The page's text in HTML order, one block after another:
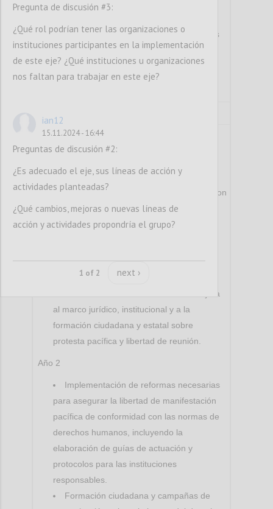
Institución Nacional de Derechos Humanos
Dirección General de Ética e Integridad
Actividades clave (hitos):
Año 1
Diagnóstico sobre la normativa,
institucionalidad y prácticas relacionadas con
la libertad de reunión y manifestación
pacífica para eliminar restricciones
digitales.
Identificación de necesidades de mejora
al marco jurídico, institucional y a la
formación ciudadana y estatal sobre
protesta pacífica y libertad de reunión.
Año 2
Implementación de reformas necesarias
para asegurar la libertad de manifestación
pacífica de conformidad con las normas de
derechos humanos, incluyendo la
elaboración de guías de actuación y
protocolos para las instituciones
responsables.
Formación ciudadana y campañas de
Pregunta de discusión #3:
¿Qué rol podrían tener las organizaciones o
instituciones participantes en la implementación
de este eje? ¿Qué instituciones u organizaciones
nos faltan para trabajar en este eje?
ian12
15.11.2024 - 16:44
Preguntas de discusión #2:
¿Es adecuado el eje, sus líneas de acción y
actividades planteadas?
¿Qué cambios, mejoras o nuevas líneas de
acción y actividades propondría el grupo?
1 of 2 next ›